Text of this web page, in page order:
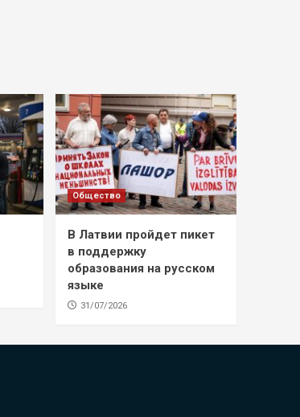
Общество
В Латвии пройдет пикет
в поддержку
образования на русском
языке
31/07/2026